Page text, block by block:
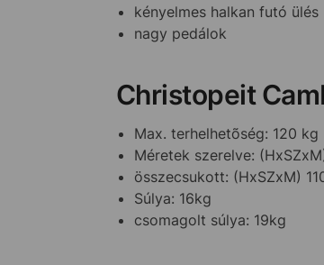
kényelmes halkan futó ülés
nagy pedálok
Christopeit
Max. terhelhetõség: 120 kg
Méretek szerelve:
összecsukott: (HxSZxM)
Súlya: 16kg
csomagolt súlya: 19kg